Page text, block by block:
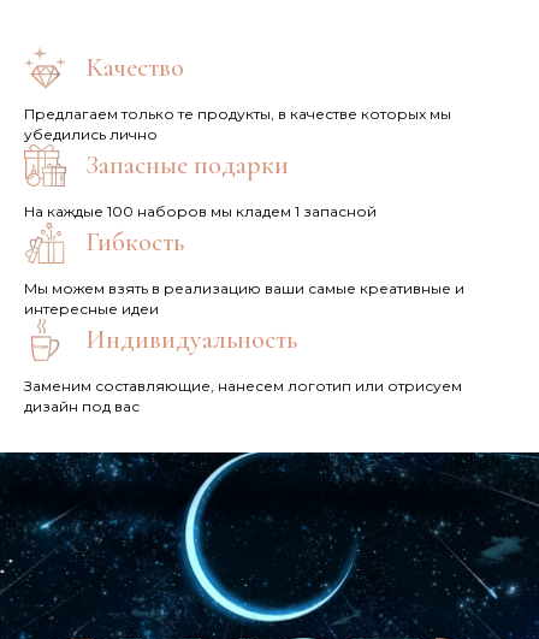
Качество
Предлагаем только те продукты, в качестве которых мы
убедились лично
Запасные подарки
На каждые 100 наборов мы кладем 1 запасной
Гибкость
Мы можем взять в реализацию ваши самые креативные и
интересные идеи
Индивидуальность
Заменим составляющие, нанесем логотип или отрисуем
дизайн под вас